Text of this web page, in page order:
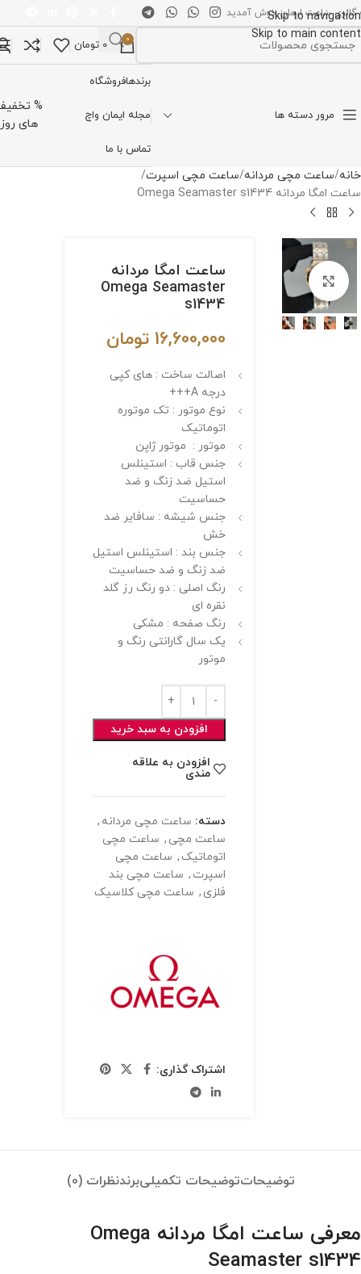
Skip to navigation
Skip to main content
گالری ساعت ایمان خوش آمدید
0
0 تومان
مرور دسته ها
برندهافروشگاه
مجله ایمان واچ
تماس با ما
%
های روز
خانه ساعت مچی مردانه ساعت مچی اسپرت
ساعت امگا مردانه Omega Seamaster s1434
برای بزرگنمایی کلیک کنیدساعت امگا مردانه
Omega Seamaster
s1434
16,600,000 تومان
اصالت ساخت : های کپی
درجه A+++
نوع موتور : تک موتوره
اتوماتیک
موتور : موتور ژاپن
جنس قاب : استینلس
استیل ضد زنگ و ضد
حساسیت
جنس شیشه : سافایر ضد
خش
جنس بند : استینلس استیل
ضد زنگ و ضد حساسیت
رنگ اصلی : دو رنگ رز گلد
نقره ای
رنگ صفحه : مشکی
یک سال گارانتی رنگ و
موتور
افزودن به سبد خرید
افزودن به علاقه
مندی
دسته: ساعت مچی مردانه ,
ساعت مچی , ساعت مچی
اتوماتیک , ساعت مچی
اسپرت , ساعت مچی بند
فلزی , ساعت مچی کلاسیک
اشتراک گذاری:
توضیحاتتوضیحات تکمیلیبرندنظرات (0)
معرفی ساعت امگا مردانه Omega
Seamaster s1434